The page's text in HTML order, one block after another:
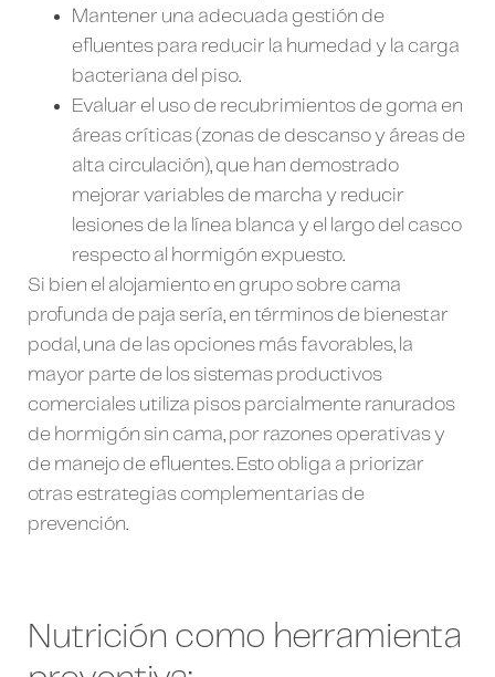
Mantener una adecuada gestión de
efluentes para reducir la humedad y la carga
bacteriana del piso.
Evaluar el uso de recubrimientos de goma en
áreas críticas (zonas de descanso y áreas de
alta circulación), que han demostrado
mejorar variables de marcha y reducir
lesiones de la línea blanca y el largo del casco
respecto al hormigón expuesto.
Si bien el alojamiento en grupo sobre cama
profunda de paja sería, en términos de bienestar
podal, una de las opciones más favorables, la
mayor parte de los sistemas productivos
comerciales utiliza pisos parcialmente ranurados
de hormigón sin cama, por razones operativas y
de manejo de efluentes. Esto obliga a priorizar
otras estrategias complementarias de
prevención.
Nutrición como herramienta